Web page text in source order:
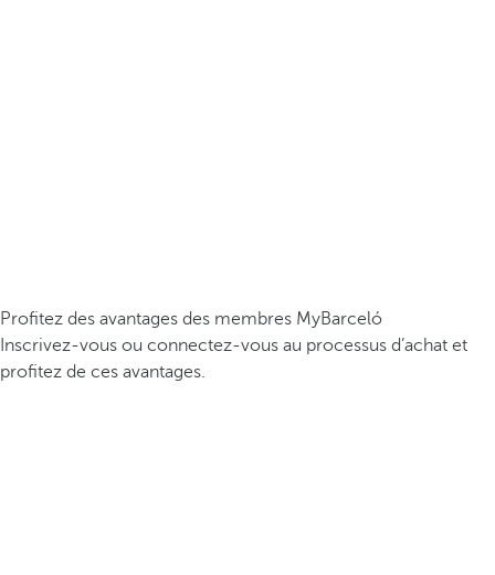
Profitez des avantages des membres MyBarceló
Inscrivez-vous ou connectez-vous au processus d’achat et
profitez de ces avantages.